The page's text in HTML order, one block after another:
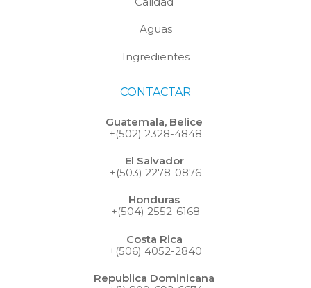
Aguas
Ingredientes
CONTACTAR
Guatemala, Belice
+(502) 2328-4848
El Salvador
+(503) 2278-0876
Honduras
+(504) 2552-6168
Costa Rica
+(506) 4052-2840
Republica Dominicana